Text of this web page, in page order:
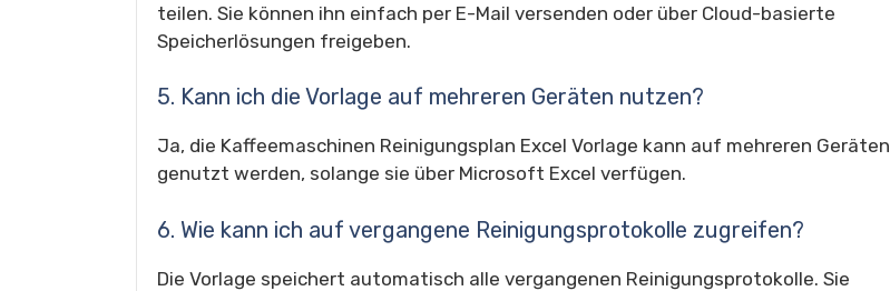
teilen. Sie können ihn einfach per E-Mail versenden oder über Cloud-basierte
Speicherlösungen freigeben.
5. Kann ich die Vorlage auf mehreren Geräten nutzen?
Ja, die Kaffeemaschinen Reinigungsplan Excel Vorlage kann auf mehreren Geräten
genutzt werden, solange sie über Microsoft Excel verfügen.
6. Wie kann ich auf vergangene Reinigungsprotokolle zugreifen?
Die Vorlage speichert automatisch alle vergangenen Reinigungsprotokolle. Sie